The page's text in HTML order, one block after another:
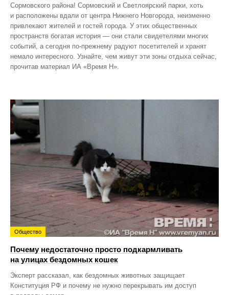
Сормовского района! Сормовский и Светлоярский парки, хоть
и расположены вдали от центра Нижнего Новгорода, неизменно
привлекают жителей и гостей города. У этих общественных
пространств богатая история — они стали свидетелями многих
событий, а сегодня по‑прежнему радуют посетителей и хранят
немало интересного. Узнайте, чем живут эти зоны отдыха сейчас,
прочитав материал ИА «Время Н».
Общество
Почему недостаточно просто подкармливать
на улицах бездомных кошек
Эксперт рассказал, как бездомных животных защищает
Конституция РФ и почему не нужно перекрывать им доступ